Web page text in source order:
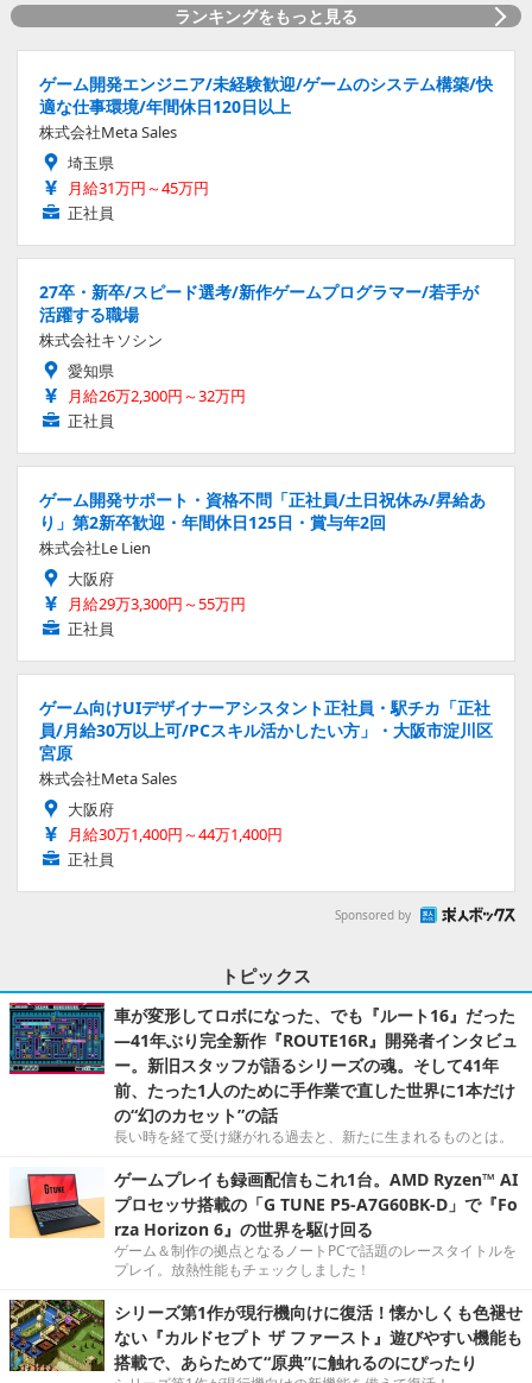
ランキングをもっと見る
ゲーム開発エンジニア/未経験歓迎/ゲームのシステム構築/快
適な仕事環境/年間休日120日以上
株式会社Meta Sales
埼玉県
月給31万円～45万円
正社員
27卒・新卒/スピード選考/新作ゲームプログラマー/若手が
活躍する職場
株式会社キソシン
愛知県
月給26万2,300円～32万円
正社員
ゲーム開発サポート・資格不問「正社員/土日祝休み/昇給あ
り」第2新卒歓迎・年間休日125日・賞与年2回
株式会社Le Lien
大阪府
月給29万3,300円～55万円
正社員
ゲーム向けUIデザイナーアシスタント正社員・駅チカ「正社
員/月給30万以上可/PCスキル活かしたい方」・大阪市淀川区
宮原
株式会社Meta Sales
大阪府
月給30万1,400円～44万1,400円
正社員
Sponsored by
トピックス
車が変形してロボになった、でも『ルート16』だった
―41年ぶり完全新作『ROUTE16R』開発者インタビュ
ー。新旧スタッフが語るシリーズの魂。そして41年
前、たった1人のために手作業で直した世界に1本だけ
の“幻のカセット”の話
長い時を経て受け継がれる過去と、新たに生まれるものとは。
ゲームプレイも録画配信もこれ1台。AMD Ryzen™ AI
プロセッサ搭載の「G TUNE P5-A7G60BK-D」で『Fo
rza Horizon 6』の世界を駆け回る
ゲーム＆制作の拠点となるノートPCで話題のレースタイトルを
プレイ。放熱性能もチェックしました！
シリーズ第1作が現行機向けに復活！懐かしくも色褪せ
ない『カルドセプト ザ ファースト』遊びやすい機能も
搭載で、あらためて“原典”に触れるのにぴったり